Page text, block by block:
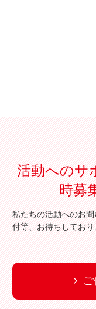
活動へのサ
時募
私たちの活動へのお
付等、お待ちしてお